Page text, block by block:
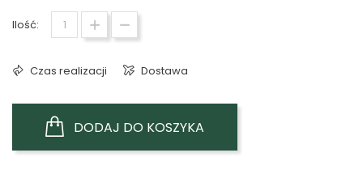
Ilość:
Czas realizacji Dostawa
DODAJ DO KOSZYKA